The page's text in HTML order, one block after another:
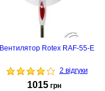
Вентилятор Rotex RAF-55-E
2 відгуки
1015 грн